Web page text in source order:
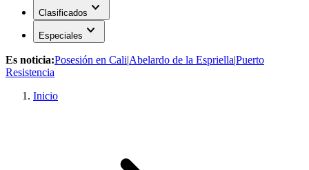
Clasificados expand_more
Especiales expand_more
Es noticia:Posesión en Cali|Abelardo de la Espriella|Puerto
Resistencia
Inicio